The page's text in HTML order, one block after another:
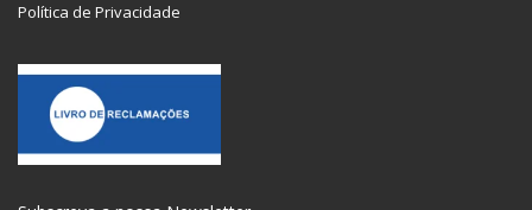
Política de Privacidade